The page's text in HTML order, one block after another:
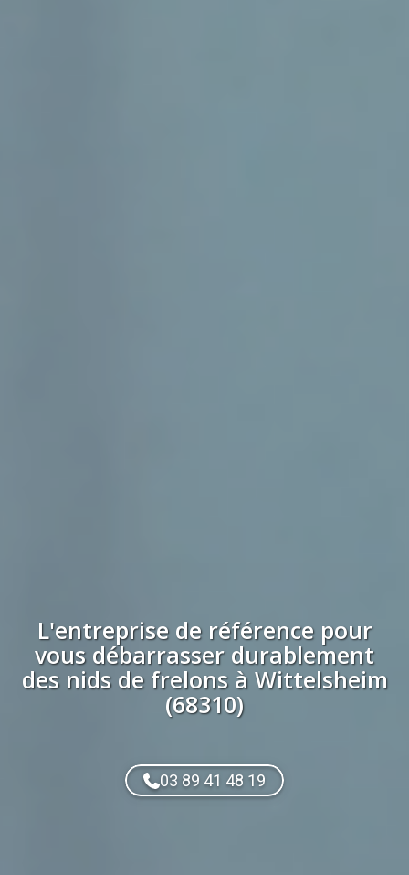
L'entreprise de référence pour
vous débarrasser durablement
des nids de frelonsà Wittelsheim
(68310)
03 89 41 48 19